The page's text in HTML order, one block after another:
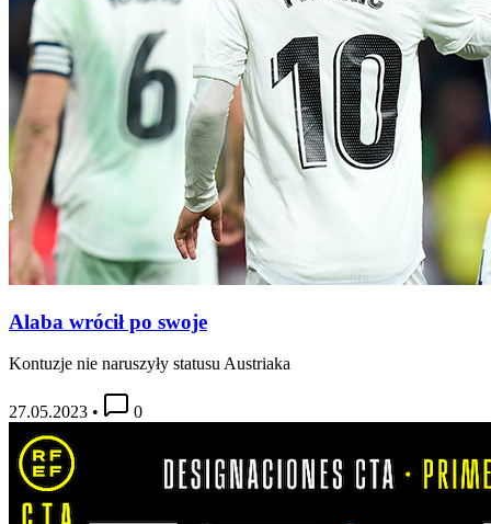
Alaba wrócił po swoje
Kontuzje nie naruszyły statusu Austriaka
27.05.2023 • 0